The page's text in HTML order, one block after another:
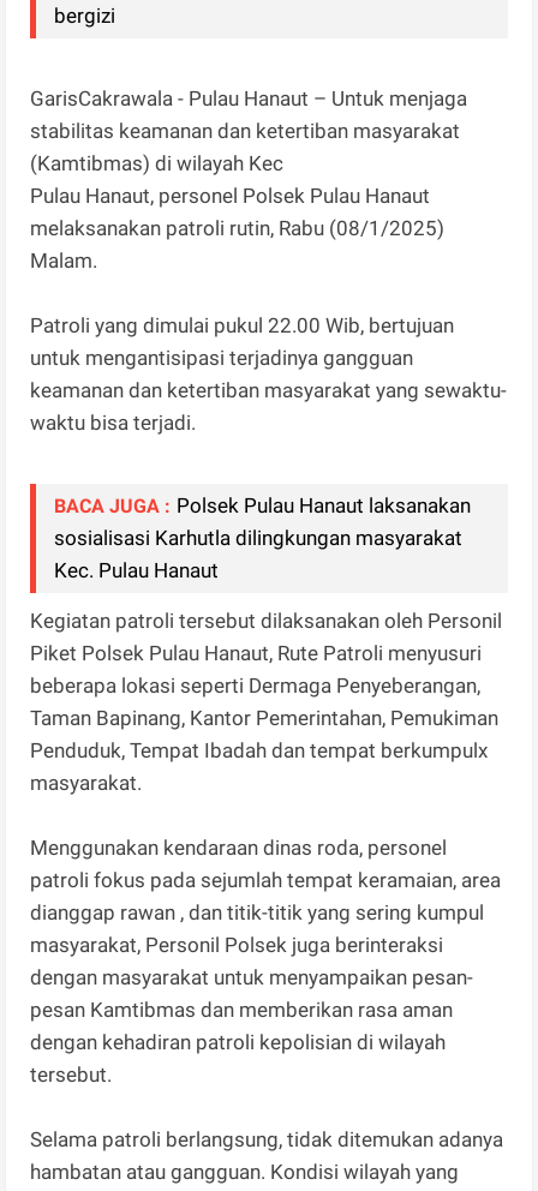
bergizi
GarisCakrawala - Pulau Hanaut – Untuk menjaga
stabilitas keamanan dan ketertiban masyarakat
(Kamtibmas) di wilayah Kec
Pulau Hanaut, personel Polsek Pulau Hanaut
melaksanakan patroli rutin, Rabu (08/1/2025)
Malam.
Patroli yang dimulai pukul 22.00 Wib, bertujuan
untuk mengantisipasi terjadinya gangguan
keamanan dan ketertiban masyarakat yang sewaktu-
waktu bisa terjadi.
BACA JUGA : Polsek Pulau Hanaut laksanakan
sosialisasi Karhutla dilingkungan masyarakat
Kec. Pulau Hanaut
Kegiatan patroli tersebut dilaksanakan oleh Personil
Piket Polsek Pulau Hanaut, Rute Patroli menyusuri
beberapa lokasi seperti Dermaga Penyeberangan,
Taman Bapinang, Kantor Pemerintahan, Pemukiman
Penduduk, Tempat Ibadah dan tempat berkumpulx
masyarakat.
Menggunakan kendaraan dinas roda, personel
patroli fokus pada sejumlah tempat keramaian, area
dianggap rawan , dan titik-titik yang sering kumpul
masyarakat, Personil Polsek juga berinteraksi
dengan masyarakat untuk menyampaikan pesan-
pesan Kamtibmas dan memberikan rasa aman
dengan kehadiran patroli kepolisian di wilayah
tersebut.
Selama patroli berlangsung, tidak ditemukan adanya
hambatan atau gangguan. Kondisi wilayah yang